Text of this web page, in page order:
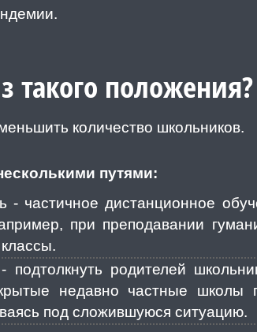
такого положения?
количество школьников.
путями:
- частичное дистанционное
при преподавании
подтолкнуть родителей
недавно частные школы
под сложившуюся ситуацию.